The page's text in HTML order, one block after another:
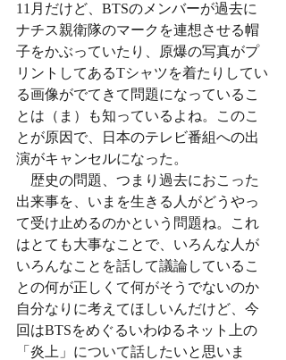
11月だけど、BTSのメンバーが過去に
ナチス親衛隊のマークを連想させる帽
子をかぶっていたり、原爆の写真がプ
リントしてあるTシャツを着たりしてい
る画像がでてきて問題になっているこ
とは（ま）も知っているよね。このこ
とが原因で、日本のテレビ番組への出
演がキャンセルになった。
歴史の問題、つまり過去におこった
出来事を、いまを生きる人がどうやっ
て受け止めるのかという問題ね。これ
はとても大事なことで、いろんな人が
いろんなことを話して議論しているこ
との何が正しくて何がそうでないのか
自分なりに考えてほしいんだけど、今
回はBTSをめぐるいわゆるネット上の
「炎上」について話したいと思いま